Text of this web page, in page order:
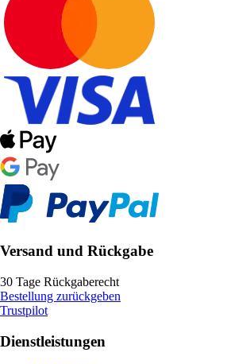
Versand und Rückgabe
30 Tage Rückgaberecht
Bestellung zurückgeben
Trustpilot
Dienstleistungen